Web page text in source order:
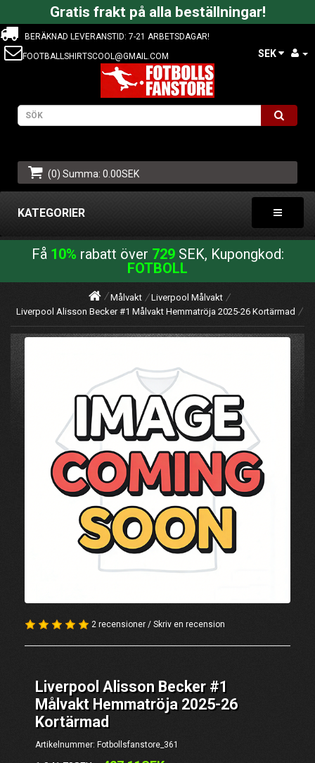
Gratis frakt på alla beställningar!
BERÄKNAD LEVERANSTID: 7-21 ARBETSDAGAR!
FOOTBALLSHIRTSCOOL@GMAIL.COM
SEK
(0) Summa: 0.00SEK
KATEGORIER
Få 10% rabatt över 729SEK, Kupongkod:
FOTBOLL
Målvakt
Liverpool Målvakt
Liverpool Alisson Becker #1 Målvakt Hemmatröja 2025-26 Kortärmad
2 recensioner / Skriv en recension
Liverpool Alisson Becker #1
Målvakt Hemmatröja 2025-26
Kortärmad
Artikelnummer: Fotbollsfanstore_361